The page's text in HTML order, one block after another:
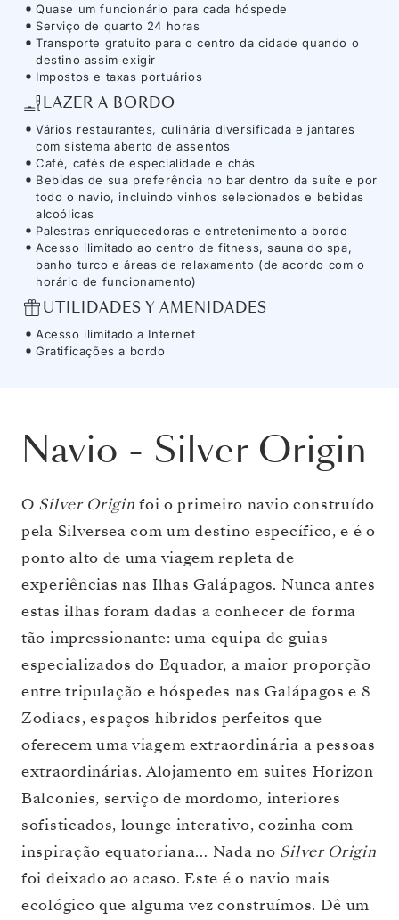
Quase um funcionário para cada hóspede
Serviço de quarto 24 horas
Transporte gratuito para o centro da cidade quando o
destino assim exigir
Impostos e taxas portuários
LAZER A BORDO
Vários restaurantes, culinária diversificada e jantares
com sistema aberto de assentos
Café, cafés de especialidade e chás
Bebidas de sua preferência no bar dentro da suíte e por
todo o navio, incluindo vinhos selecionados e bebidas
alcoólicas
Palestras enriquecedoras e entretenimento a bordo
Acesso ilimitado ao centro de fitness, sauna do spa,
banho turco e áreas de relaxamento (de acordo com o
horário de funcionamento)
UTILIDADES Y AMENIDADES
Acesso ilimitado a Internet
Gratificações a bordo
Navio - Silver Origin
O Silver Origin foi o primeiro navio construído
pela Silversea com um destino específico, e é o
ponto alto de uma viagem repleta de
experiências nas Ilhas Galápagos. Nunca antes
estas ilhas foram dadas a conhecer de forma
tão impressionante: uma equipa de guias
especializados do Equador, a maior proporção
entre tripulação e hóspedes nas Galápagos e 8
Zodiacs, espaços híbridos perfeitos que
oferecem uma viagem extraordinária a pessoas
extraordinárias. Alojamento em suites Horizon
Balconies, serviço de mordomo, interiores
sofisticados, lounge interativo, cozinha com
inspiração equatoriana… Nada no Silver Origin
foi deixado ao acaso. Este é o navio mais
ecológico que alguma vez construímos. Dê um